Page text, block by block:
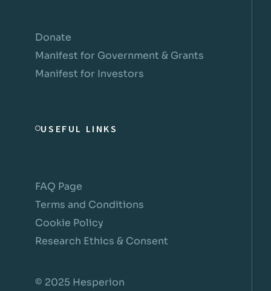
Donate
Manifest for Government & Grants
Manifest for Investors
USEFUL LINKS
FAQ Page
Terms and Conditions
Cookie Policy
Research Ethics & Consent
© 2025 Hesperion